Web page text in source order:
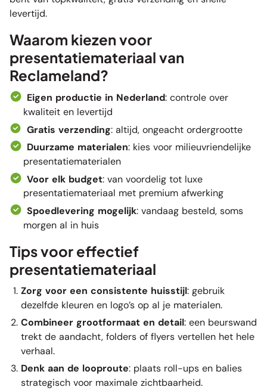
levertijd.
Waarom kiezen voor
presentatiemateriaal van
Reclameland?
Eigen productie in Nederland: controle over
kwaliteit en levertijd
Gratis verzending: altijd, ongeacht ordergrootte
Duurzame materialen: kies voor milieuvriendelijke
presentatiematerialen
Voor elk budget: van voordelig tot luxe
presentatiemateriaal met premium afwerking
Spoedlevering mogelijk: vandaag besteld, soms
morgen al in huis
Tips voor effectief
presentatiemateriaal
Zorg voor een consistente huisstijl: gebruik
dezelfde kleuren en logo’s op al je materialen.
Combineer grootformaat en detail: een beurswand
trekt de aandacht, folders of flyers vertellen het hele
verhaal.
Denk aan de looproute: plaats roll-ups en balies
strategisch voor maximale zichtbaarheid.